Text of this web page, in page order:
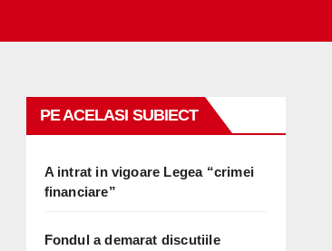
PE ACELASI SUBIECT
A intrat in vigoare Legea “crimei
financiare”
Fondul a demarat discutiile